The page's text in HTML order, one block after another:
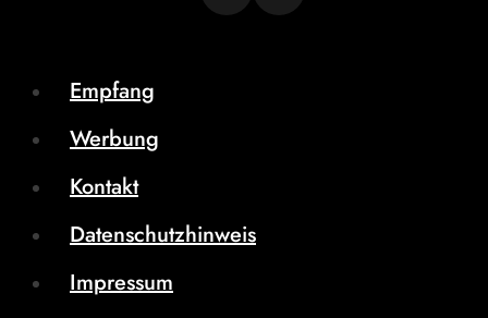
Empfang
Werbung
Kontakt
Datenschutzhinweis
Impressum